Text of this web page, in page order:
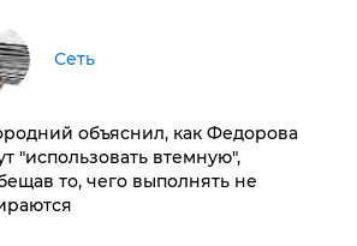
Сеть
объяснил, как Федорова
"использовать втемную",
то, чего выполнять не